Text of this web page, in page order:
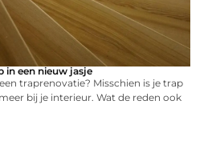
in een nieuw jasje
traprenovatie? Misschien is je trap
bij je interieur. Wat de reden ook